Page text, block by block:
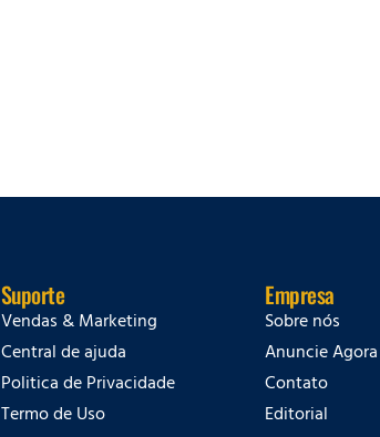
Suporte
Vendas & Marketing
Central de ajuda
Politica de Privacidade
Termo de Uso
Empresa
Sobre nós
Anuncie Agora
Contato
Editorial